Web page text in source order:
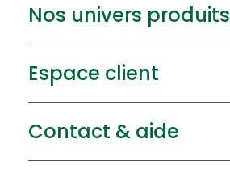
Nos univers produits
Espace client
Contact & aide